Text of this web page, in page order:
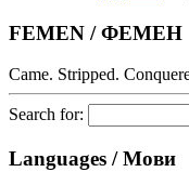
FEMEN / ФЕМЕН
Came. Stripped.
Search for:
Languages / Мови